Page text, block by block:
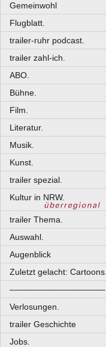
Gemeinwohl
Flugblatt.
trailer-ruhr podcast.
trailer zahl-ich.
ABO.
Bühne.
Film.
Literatur.
Musik.
Kunst.
trailer spezial.
Kultur in NRW.
trailer Thema.
Auswahl.
Augenblick
Zuletzt gelacht: Cartoons.
––––––––––––––––––––
Verlosungen.
trailer Geschichte
Jobs.